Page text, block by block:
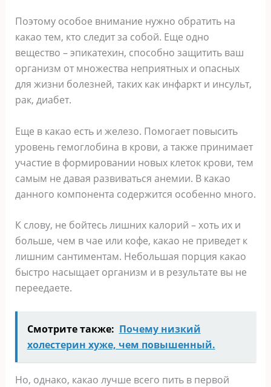
Поэтому особое внимание нужно обратить на
какао тем, кто следит за собой. Еще одно
вещество – эпикатехин, способно защитить ваш
организм от множества неприятных и опасных
для жизни болезней, таких как инфаркт и инсульт,
рак, диабет.
Еще в какао есть и железо. Помогает повысить
уровень гемоглобина в крови, а также принимает
участие в формировании новых клеток крови, тем
самым не давая развиваться анемии. В какао
данного компонента содержится особенно много.
К слову, не бойтесь лишних калорий – хоть их и
больше, чем в чае или кофе, какао не приведет к
лишним сантиментам. Небольшая порция какао
быстро насыщает организм и в результате вы не
переедаете.
Смотрите также: Почему низкий
холестерин хуже, чем повышенный.
Но, однако, какао лучше всего пить в первой